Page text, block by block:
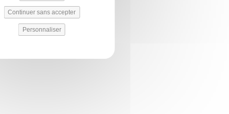
Continuer sans accepter
Personnaliser